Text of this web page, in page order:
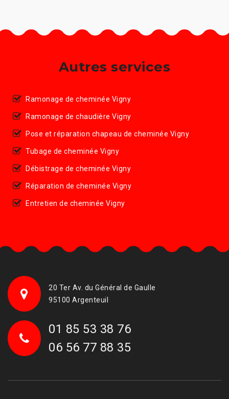
Autres services
Ramonage de cheminée Vigny
Ramonage de chaudière Vigny
Pose et réparation chapeau de cheminée Vigny
Tubage de cheminée Vigny
Débistrage de cheminée Vigny
Réparation de cheminée Vigny
Entretien de cheminée Vigny
20 Ter Av. du Général de Gaulle
95100 Argenteuil
01 85 53 38 76
06 56 77 88 35